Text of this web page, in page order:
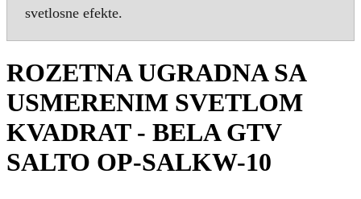
svetlosne efekte.
ROZETNA UGRADNA SA
USMERENIM SVETLOM
KVADRAT - BELA GTV
SALTO OP-SALKW-10